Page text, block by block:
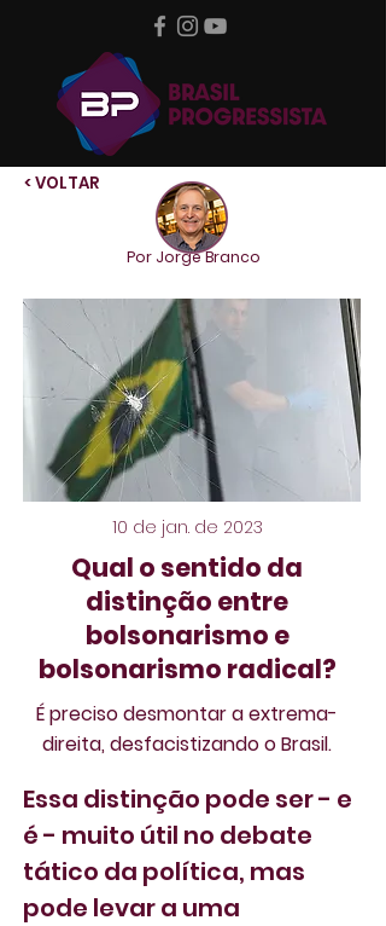
< VOLTAR
Por Jorge Branco
10 de jan. de 2023
Qual o sentido da
distinção entre
bolsonarismo e
bolsonarismo radical?
É preciso desmontar a extrema-
direita, desfacistizando o Brasil.
Essa distinção pode ser - e
é - muito útil no debate
tático da política, mas
pode levar a uma